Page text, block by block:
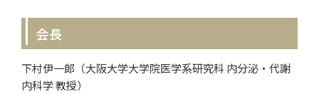
会長
下村伊一郎（大阪大学大学院医学系研究科 内分泌・代謝
内科学 教授）